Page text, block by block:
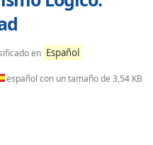
en Español
español con un tamaño de 3,54 KB